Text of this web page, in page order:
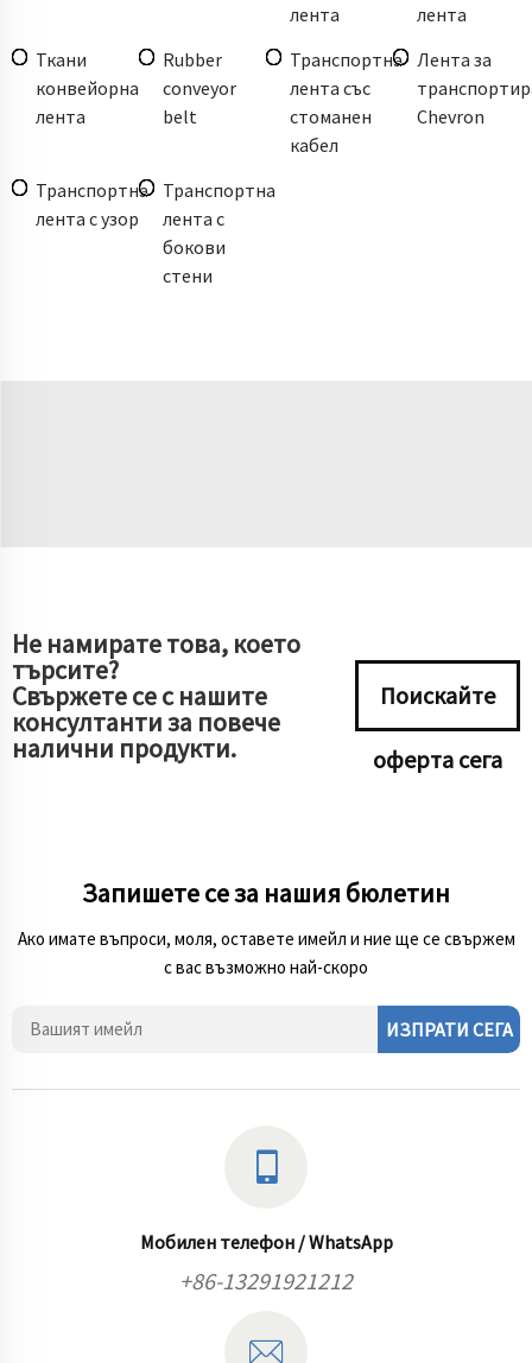
лента
лента
Ткани
конвейорна
лента
Rubber
conveyor
belt
Транспортна
лента със
стоманен
кабел
Лента за
Chevron
Транспортна
лента с узор
Транспортна
лента с
бокови
стени
Не намирате това, което
търсите?
Свържете се с нашите
консултанти за повече
налични продукти.
Поискайте
оферта сега
Запишете се за нашия бюлетин
Ако имате въпроси, моля, оставете имейл и ние ще се свържем
с вас възможно най-скоро
ИЗПРАТИ СЕГА
Мобилен телефон / WhatsApp
+86-13291921212